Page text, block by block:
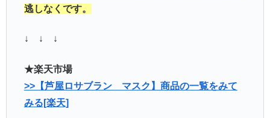
逃しなくです。
↓ ↓ ↓
★楽天市場
>>【芦屋ロサブラン マスク】商品の一覧をみて
みる[楽天]